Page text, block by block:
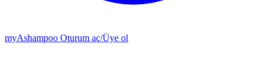
myAshampoo Oturum aç/Üye ol